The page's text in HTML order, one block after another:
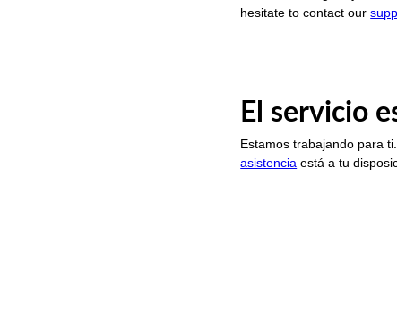
hesitate to contact our
El servicio
Estamos trabajando para
asistencia está a tu